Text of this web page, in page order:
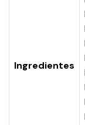
Ingredientes